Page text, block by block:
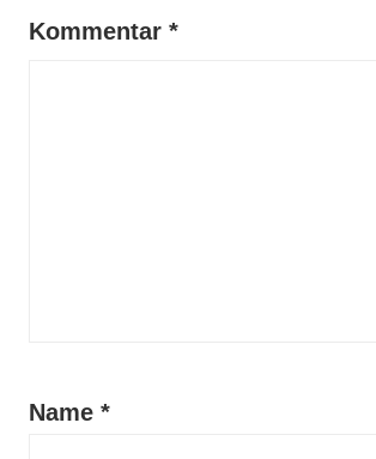
Kommentar *
Name *